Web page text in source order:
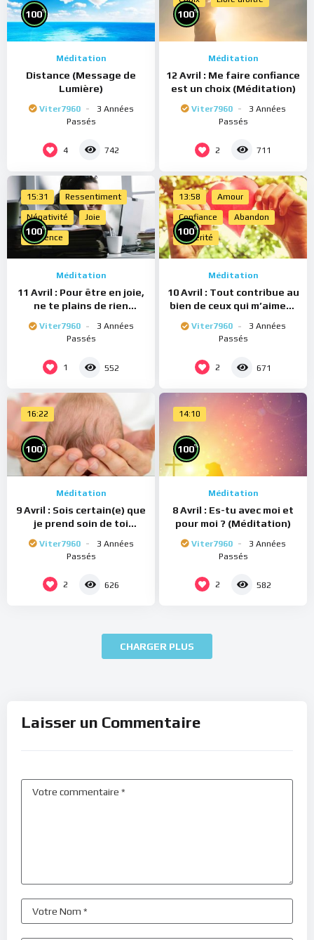
100%
Méditation
Distance (Message de
Lumière)
Viter7960
3 Années
Passés
4 742
100%
Méditation
12 Avril : Me faire confiance
est un choix (Méditation)
Viter7960
3 Années
Passés
2 711
15:31 Ressentiment
Négativité Joie
Présence
100%
Méditation
11 Avril : Pour être en joie,
ne te plains de rien
Viter7960
3 Années
Passés
1 552
13:58 Amour
Confiance Abandon
Sincérité
100%
Méditation
10 Avril : Tout contribue au
bien de ceux qui m’aiment
Viter7960
3 Années
Passés
2 671
16:22
100%
Méditation
9 Avril : Sois certain(e) que
je prend soin de toi
Viter7960
3 Années
Passés
2 626
14:10
100%
Méditation
8 Avril : Es-tu avec moi et
pour moi ? (Méditation)
Viter7960
3 Années
Passés
2 582
CHARGER PLUS
Laisser un Commentaire